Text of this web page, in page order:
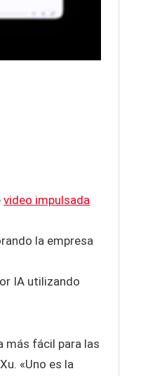
video impulsada
la empresa
IA utilizando
más fácil para las
«Uno es la